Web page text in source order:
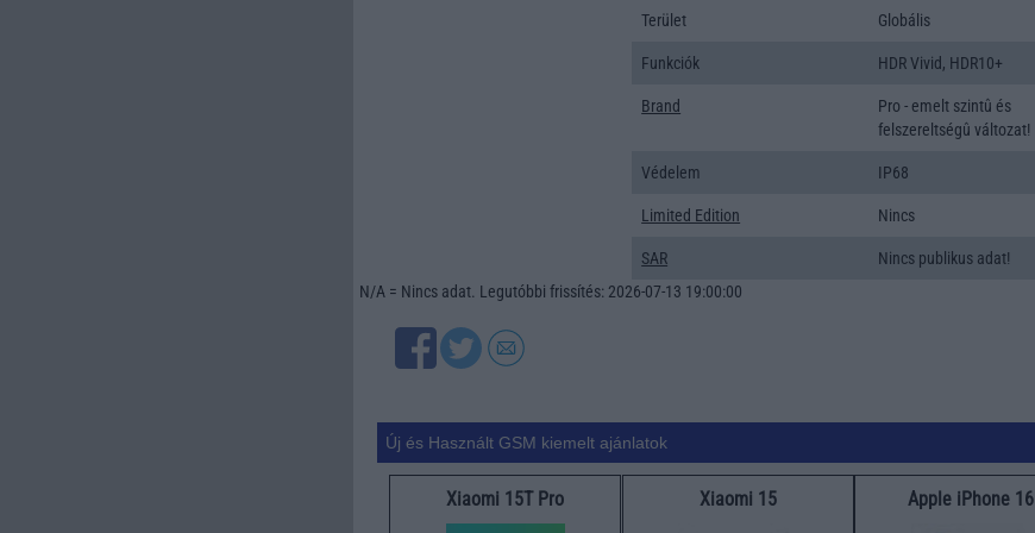
Terület Globális
Funkciók HDR Vivid, HDR10+
Brand
Pro - emelt szintû és
felszereltségû változat!
Védelem IP68
Limited Edition Nincs
SAR
Nincs publikus adat!
N/A = Nincs adat. Legutóbbi frissítés: 2026-07-13 19:00:00
Új és Használt GSM kiemelt ajánlatok
Xiaomi 15T Pro Xiaomi 15 Apple iPhone 16